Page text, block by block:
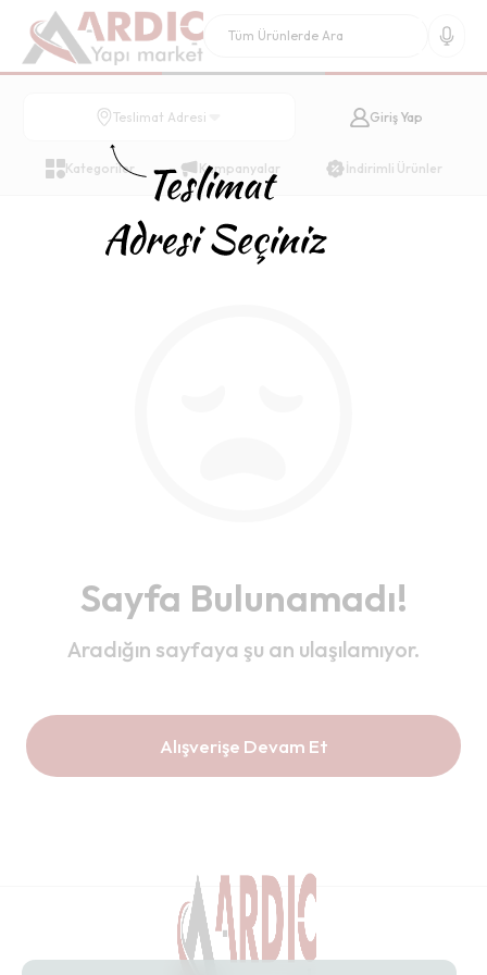
Teslimat Adresi Giriş Yap
Kategoriler Kampanyalar İndirimli Ürünler
Sayfa Bulunamadı!
Aradığın sayfaya şu an ulaşılamıyor.
Alışverişe Devam Et